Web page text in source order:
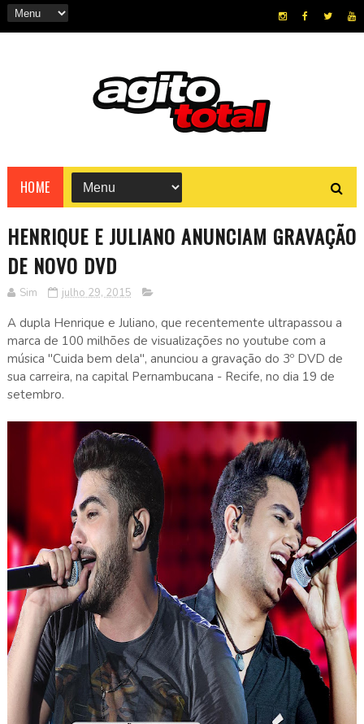
HOME
HENRIQUE E JULIANO ANUNCIAM GRAVAÇÃO
DE NOVO DVD
Sim julho 29, 2015
A dupla Henrique e Juliano, que recentemente ultrapassou a
marca de 100 milhões de visualizações no youtube com a
música "Cuida bem dela", anunciou a gravação do 3º DVD de
sua carreira, na capital Pernambucana - Recife, no dia 19 de
setembro.